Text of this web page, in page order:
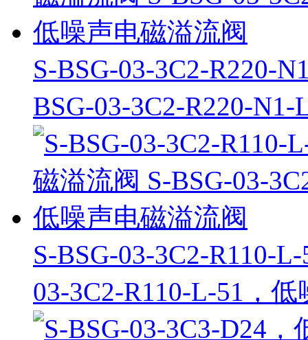
S-BSG-03-3C2-R220-
BSG-03-3C2-R220-
S-BSG-03-3C2-R110-
03-3C2-R110-L-51，